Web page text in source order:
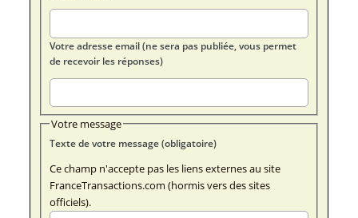
Votre adresse email (ne sera pas publiée, vous permet
de recevoir les réponses)
Votre message
Texte de votre message (obligatoire)
Ce champ n'accepte pas les liens externes au site
FranceTransactions.com (hormis vers des sites
officiels).